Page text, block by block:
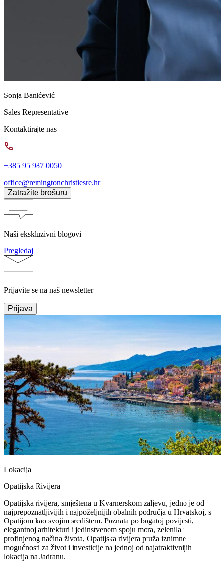
Sonja Banićević
Sales Representative
Kontaktirajte nas
+385 95 987 0050
office@remingtonchristiesre.hr
Zatražite brošuru
Naši ekskluzivni blogovi
Pregledaj
Prijavite se na naš newsletter
Prijava
Lokacija
Opatijska Rivijera
Opatijska rivijera, smještena u Kvarnerskom zaljevu, jedno je od
najprepoznatljivijih i najpoželjnijih obalnih područja u Hrvatskoj, s
Opatijom kao svojim središtem. Poznata po bogatoj povijesti,
elegantnoj arhitekturi i jedinstvenom spoju mora, zelenila i
profinjenog načina života, Opatijska rivijera pruža iznimne
mogućnosti za život i investicije na jednoj od najatraktivnijih
lokacija na Jadranu.